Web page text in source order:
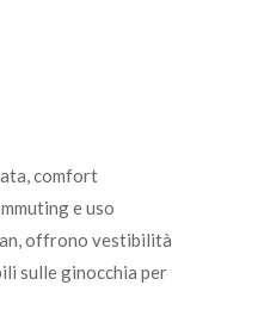
comfort
e uso
offrono vestibilità
sulle ginocchia per